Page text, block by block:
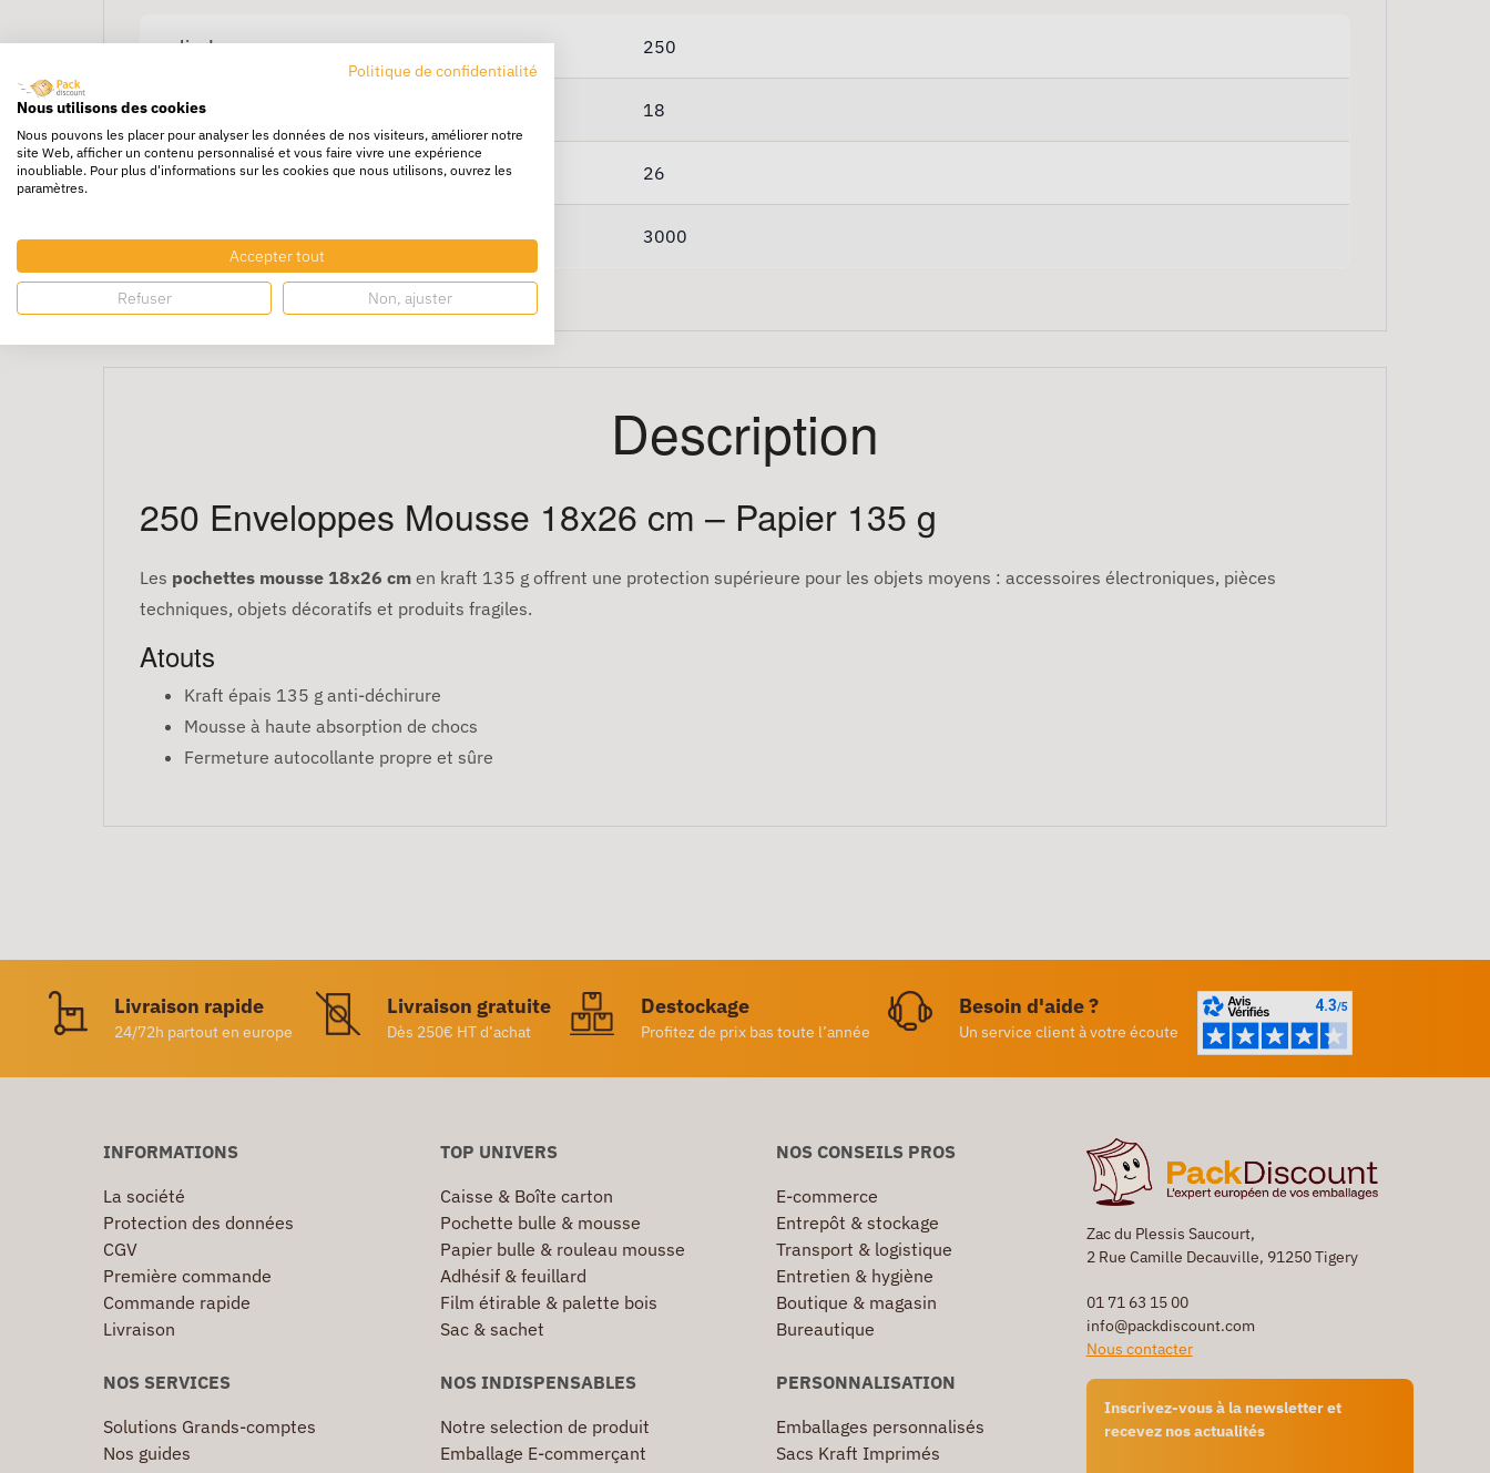
colis de 250
ouverture cm 18
hauteur cm 26
quantité par palette 3000
Description
250 Enveloppes Mousse 18x26 cm – Papier 135 g
Les pochettes mousse 18x26 cm en kraft 135 g offrent une protection supérieure pour les objets moyens : accessoires électroniques, pièces
techniques, objets décoratifs et produits fragiles.
Atouts
Kraft épais 135 g anti-déchirure
Mousse à haute absorption de chocs
Fermeture autocollante propre et sûre
Livraison rapide
24/72h partout en europe
Livraison gratuite
Dès 250€ HT d’achat
Destockage
Profitez de prix bas toute l’année
Besoin d'aide ?
Un service client à votre écoute
Zac du Plessis Saucourt,
2 Rue Camille Decauville, 91250 Tigery
01 71 63 15 00
info@packdiscount.com
Nous contacter
Inscrivez-vous à la newsletter et
recevez nos actualités
INFORMATIONS
La société
Protection des données
CGV
Première commande
Commande rapide
Livraison
TOP UNIVERS
Caisse & Boîte carton
Pochette bulle & mousse
Papier bulle & rouleau mousse
Adhésif & feuillard
Film étirable & palette bois
Sac & sachet
NOS CONSEILS PROS
E-commerce
Entrepôt & stockage
Transport & logistique
Entretien & hygiène
Boutique & magasin
Bureautique
NOS SERVICES
Solutions Grands-comptes
Nos guides
NOS INDISPENSABLES
Notre selection de produit
Emballage E-commerçant
PERSONNALISATION
Emballages personnalisés
Sacs Kraft Imprimés
Politique de confidentialité
Nous utilisons des cookies
Nous pouvons les placer pour analyser les données de nos visiteurs, améliorer notre
site Web, afficher un contenu personnalisé et vous faire vivre une expérience
inoubliable. Pour plus d'informations sur les cookies que nous utilisons, ouvrez les
paramètres.
Accepter tout
Refuser Non, ajuster